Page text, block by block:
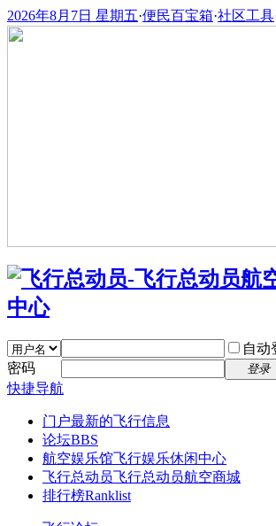
2026年8月7日 星期五·便民百宝箱·社区工具
自动
密码
登录
快捷导航
门户最新的飞行信息
论坛BBS
航空娱乐馆飞行娱乐休闲中心
飞行总动员飞行总动员航空商城
排行榜Ranklist